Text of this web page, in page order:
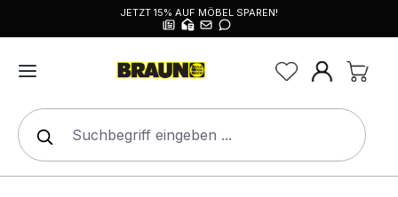
JETZT 15% AUF MÖBEL SPAREN!